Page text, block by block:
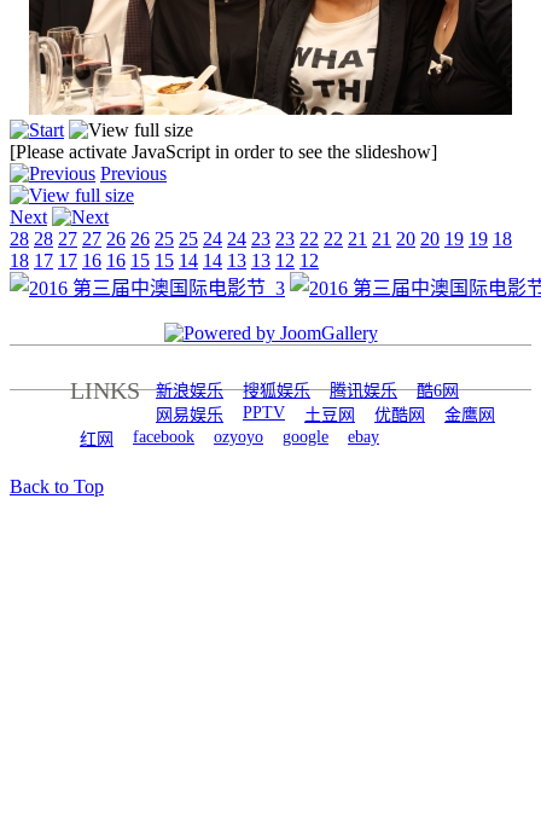
[Please activate JavaScript in order to see the slideshow]
Previous
Next
28 28 27 27 26 26 25 25 24 24 23 23 22 22 21 21 20 20 19 19 18
18 17 17 16 16 15 15 14 14 13 13 12 12
LINKS 新浪娱乐 搜狐娱乐 腾讯娱乐
酷6网
网易娱乐
PPTV 土豆网 优酷网
金鹰网
红网
facebook ozyoyo google ebay
Back to Top